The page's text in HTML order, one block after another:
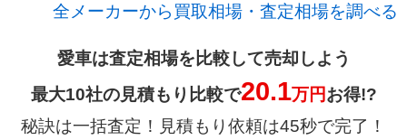
全メーカーから買取相場・査定相場を調べる
愛車は査定相場を比較して売却しよう
最大10社の見積もり比較で20.1万円お得!?
秘訣は一括査定！見積もり依頼は45秒で完了！